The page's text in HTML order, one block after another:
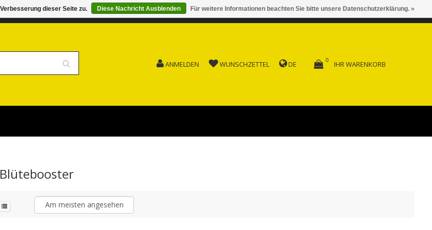
FEIERTAG VERSANDKOSTENFREI AB FR. 150.00
ANMELDEN WUNSCHZETTEL DE IHR WARENKORB
0
Am meisten angesehen
dieser Seite zu. Diese Nachricht Ausblenden Für weitere Informationen beachten Sie bitte unsere Datenschutzerklärung. »